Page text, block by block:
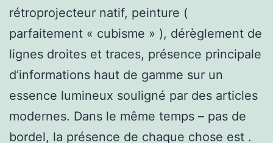
rétroprojecteur natif, peinture (
parfaitement « cubisme » ), dérèglement de
lignes droites et traces, présence principale
d’informations haut de gamme sur un
essence lumineux souligné par des articles
modernes. Dans le même temps – pas de
bordel, la présence de chaque chose est .